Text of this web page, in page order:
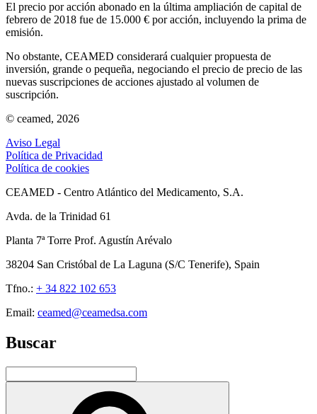
El precio por acción abonado en la última ampliación de capital de
febrero de 2018 fue de 15.000 € por acción, incluyendo la prima de
emisión.
No obstante, CEAMED considerará cualquier propuesta de
inversión, grande o pequeña, negociando el precio de precio de las
nuevas suscripciones de acciones ajustado al volumen de
suscripción.
© ceamed, 2026
Aviso Legal
Política de Privacidad
Política de cookies
CEAMED - Centro Atlántico del Medicamento, S.A.
Avda. de la Trinidad 61
Planta 7ª Torre Prof. Agustín Arévalo
38204 San Cristóbal de La Laguna (S/C Tenerife), Spain
Tfno.: + 34 822 102 653
Email: ceamed@ceamedsa.com
Buscar
por: